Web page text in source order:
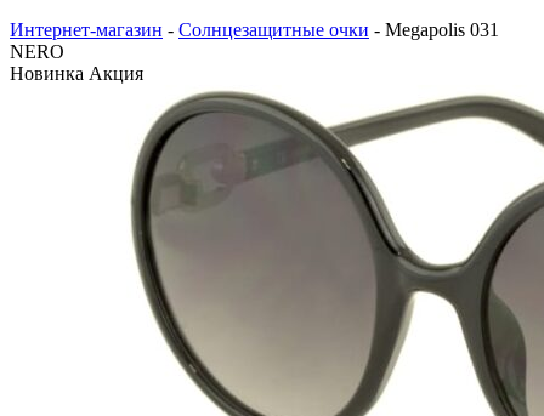
Интернет-магазин - Солнцезащитные очки - Megapolis 031
NERO
Новинка Акция